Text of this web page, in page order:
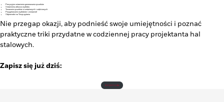
Precyzyjne ustawienia generowania rysunków
Ustawienia arkusza wydruku
Tworzenie rysunków montażowych i częściowych
Przygotowanie wydruków i zestawień
Odpowiedzi na Twoje pytania
Nie przegap okazji, aby podnieść swoje umiejętności i poznać
praktyczne triki przydatne w codziennej pracy projektanta hal
stalowych.
Zapisz się już dziś:
Zarejestrujsię!